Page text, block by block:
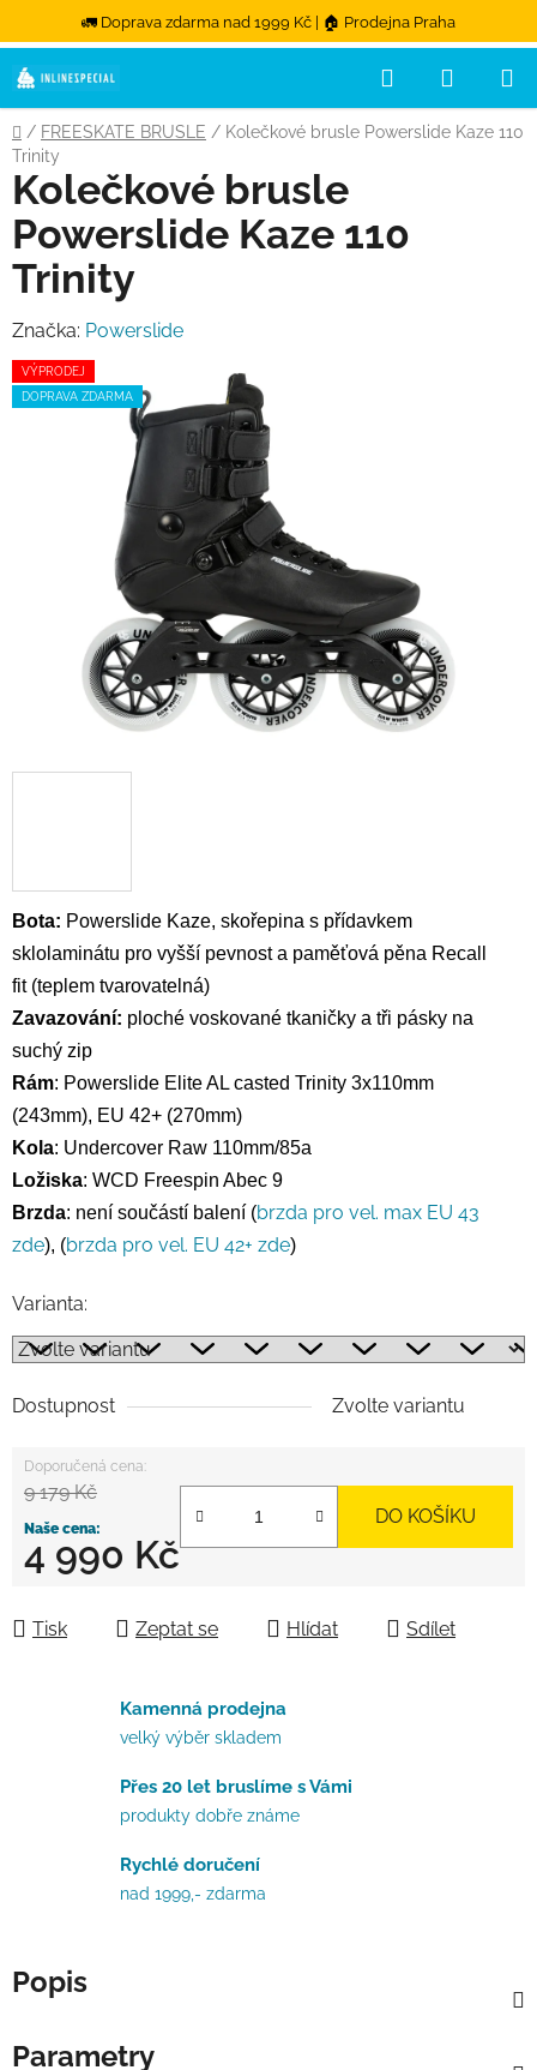
🚛 Doprava zdarma nad 1999 Kč | 🏠 Prodejna Praha
Přejít na obsah
Hledat
Domů
/ FREESKATE BRUSLE / Kolečkové brusle Powerslide Kaze 110
Trinity
Bota: Powerslide Kaze, skořepina s přídavkem
sklolaminátu pro vyšší pevnost a paměťová pěna Recall
fit(teplem tvarovatelná)
Zavazování: ploché voskované tkaničky a tři pásky na
suchý zip
Rám: Powerslide Elite AL casted Trinity 3x110mm
(243mm), EU 42+ (270mm)
Kola: Undercover Raw 110mm/85a
Ložiska: WCD Freespin Abec 9
Brzda: není součástí balení (brzda pro vel. max EU 43
zde), (brzda pro vel. EU 42+ zde)
Varianta:
Dostupnost Zvolte variantu
9 179 Kč
4 990 Kč
DO KOŠÍKU
Tisk Zeptat se Hlídat Sdílet
Kolečkové brusle
Powerslide Kaze 110
Trinity
Značka: Powerslide
VÝPRODEJ
DOPRAVA ZDARMA
Kamenná prodejna
velký výběr skladem
Přes 20 let bruslíme s Vámi
produkty dobře známe
Rychlé doručení
nad 1999,- zdarma
Popis
Parametry